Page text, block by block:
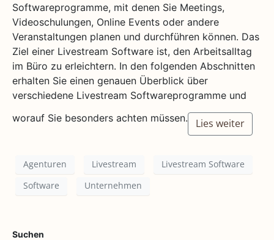
Softwareprogramme, mit denen Sie Meetings,
Videoschulungen, Online Events oder andere
Veranstaltungen planen und durchführen können. Das
Ziel einer Livestream Software ist, den Arbeitsalltag
im Büro zu erleichtern. In den folgenden Abschnitten
erhalten Sie einen genauen Überblick über
verschiedene Livestream Softwareprogramme und
worauf Sie besonders achten müssen.
Lies weiter
Agenturen Livestream Livestream Software
Software Unternehmen
Suchen